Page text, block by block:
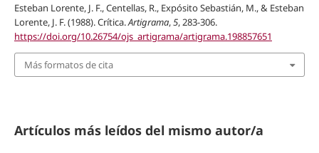
Esteban Lorente, J. F., Centellas, R., Expósito Sebastián, M., & Esteban
Lorente, J. F. (1988). Crítica.Artigrama,5, 283-306.
https://doi.org/10.26754/ojs_artigrama/artigrama.198857651
Más formatos de cita
Artículos más leídos del mismo autor/a